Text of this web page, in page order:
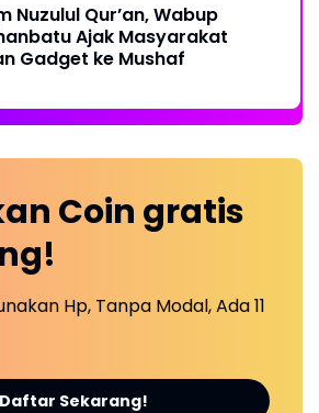
Nuzulul Qur’an, Wabup
Ajak Masyarakat
Gadget ke Mushaf
Coin gratis
Hp, Tanpa Modal, Ada 11
Daftar Sekarang!